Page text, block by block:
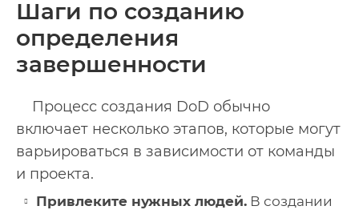
Шаги по созданию
определения
завершенности
Процесс создания DoD обычно
включает несколько этапов, которые могут
варьироваться в зависимости от команды
и проекта.
Привлеките нужных людей. В создании